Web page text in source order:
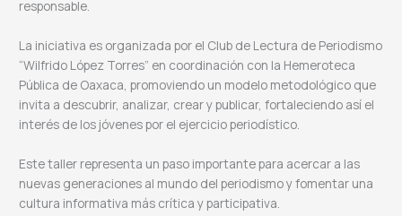
responsable.
La iniciativa es organizada por el Club de Lectura de Periodismo
“Wilfrido López Torres” en coordinación con la Hemeroteca
Pública de Oaxaca, promoviendo un modelo metodológico que
invita a descubrir, analizar, crear y publicar, fortaleciendo así el
interés de los jóvenes por el ejercicio periodístico.
Este taller representa un paso importante para acercar a las
nuevas generaciones al mundo del periodismo y fomentar una
cultura informativa más crítica y participativa.